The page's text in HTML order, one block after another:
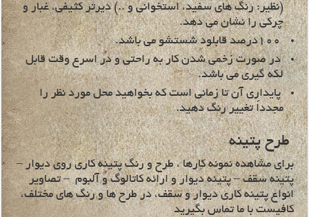
(نظير: رنگ هاي سفيد، استخواني و ..) ديرتر كثيفی، غبار و
چركی را نشان مي دهد.
100درصد قابلود شستشو مي باشد.
در صورت زخمي شدن كار به راحتي و در اسرع وقت قابل
لكه گيري مي باشد.
پايداري آن تا زماني است كه بخواهيد محل مورد نظر را
مجدداً تغيير رنگ دهيد.
طرح پتینه
برای مشاهده نمونه کارها ، طرح و رنگ پتینه کاری روی دیوار –
پتینه سقف – پتینه دیوار و ارائه کاتالوگ و آلبوم – تصاویر
انواع پتینه کاری دیوار و سقف، در طرح ها و رنگ های مختلف،
کافیست با ما تماس بگیرید